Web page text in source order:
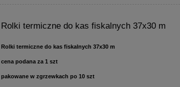
Rolki termiczne do kas fiskalnych 37x30 m
Rolki termiczne do kas fiskalnych 37x30 m
cena podana za 1 szt
pakowane w zgrzewkach po 10 szt